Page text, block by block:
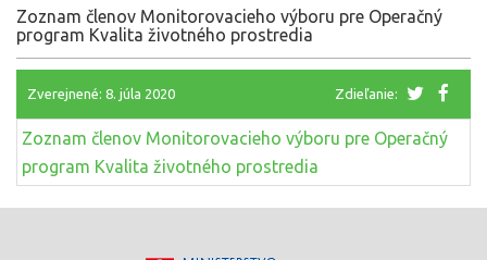
Zoznam členov Monitorovacieho výboru pre Operačný
program Kvalita životného prostredia
Zverejnené: 8. júla 2020 Zdieľanie:
Zoznam členov Monitorovacieho výboru pre Operačný
program Kvalita životného prostredia